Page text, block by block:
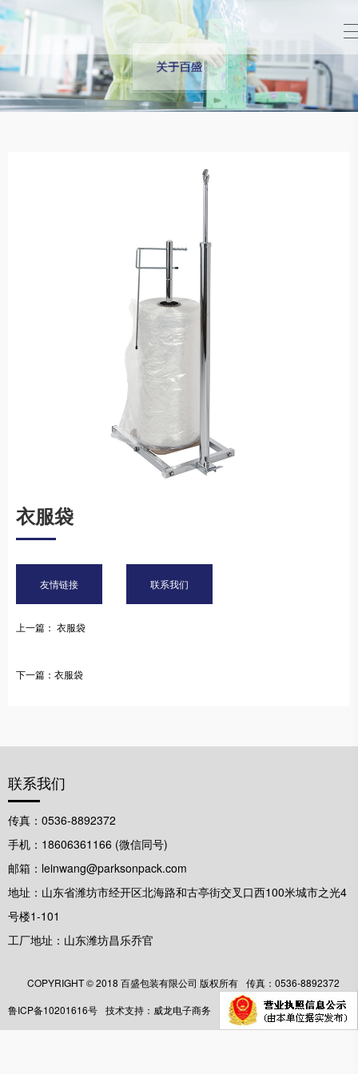
衣服袋
友情链接 联系我们
上一篇： 衣服袋
下一篇：衣服袋
联系我们
传真：0536-8892372
手机：18606361166 (微信同号)
邮箱：leinwang@parksonpack.com
地址：山东省潍坊市经开区北海路和古亭街交叉口西100米城市之光4
号楼1-101
工厂地址：山东潍坊昌乐乔官
COPYRIGHT ©️ 2018 百盛包装有限公司 版权所有
传真：0536-8892372
鲁ICP备10201616号 技术支持：威龙电子商务